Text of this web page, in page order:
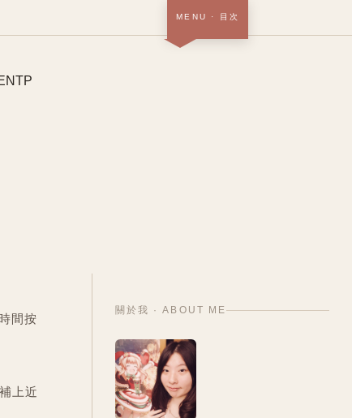
MENU · 目次
間按
上近
關於我 · ABOUT ME